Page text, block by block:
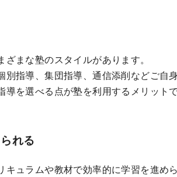
まな塾のスタイルがあります。
別指導、集団指導、通信添削などご自
を選べる点が塾を利用するメリットで
れる
キュラムや教材で効率的に学習を進め